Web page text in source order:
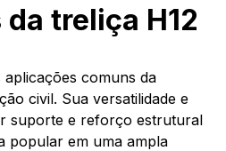
treliça H12
aplicações comuns da
civil. Sua versatilidade e
suporte e reforço estrutural
popular em uma ampla